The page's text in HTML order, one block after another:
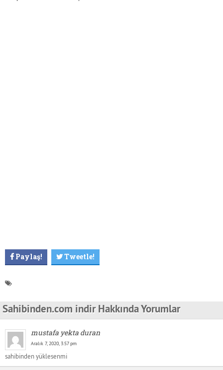
Paylaş! Tweetle!
Sahibinden.com indir Hakkında Yorumlar
mustafa yekta duran
Aralık 7, 2020, 3:57 pm
sahibinden yüklesenmi